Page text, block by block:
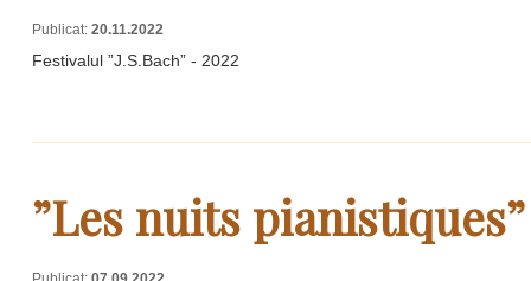
Publicat: 20.11.2022
Festivalul ”J.S.Bach” - 2022
”Les nuits